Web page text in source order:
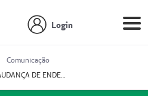
Login
Comunicação
MUDANÇA DE ENDEREÇO - DIAGITAB SERVIÇOS MÉDICOS LTDA (54003267-5)